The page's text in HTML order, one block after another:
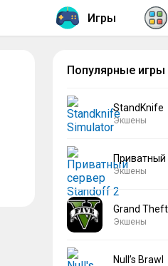
Игры
Популярные игры
StandKnife
Экшены
Экшены
Экшены
Null’s Brawl